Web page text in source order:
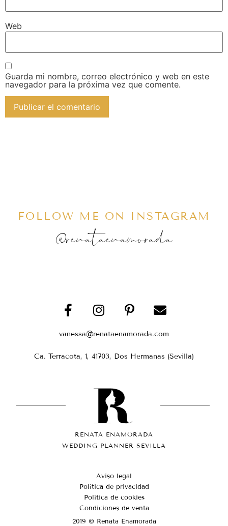
Web
Guarda mi nombre, correo electrónico y web en este
navegador para la próxima vez que comente.
FOLLOW ME ON INSTAGRAM
@renataenamorada
vanessa@renataenamorada.com
Ca. Terracota, 1, 41703, Dos Hermanas (Sevilla)
RENATA ENAMORADA
WEDDING PLANNER SEVILLA
Aviso legal
Política de privacidad
Política de cookies
Condiciones de venta
2019 © Renata Enamorada